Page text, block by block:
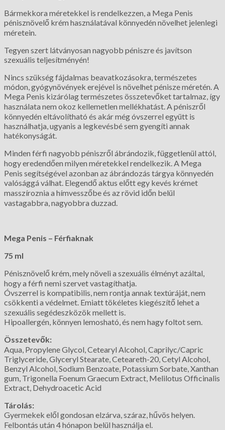
Bármekkora méretekkel is rendelkezzen, a Mega Penis
pénisznövelő krém használatával könnyedén növelhet jelenlegi
méretein.
Tegyen szert látványosan nagyobb péniszre és javítson
szexuális teljesítményén!
Nincs szükség fájdalmas beavatkozásokra, természetes
módon, gyógynövények erejével is növelhet pénisze méretén. A
Mega Penis kizárólag természetes összetevőket tartalmaz, így
használata nem okoz kellemetlen mellékhatást. A péniszről
könnyedén eltávolítható és akár még óvszerrel együtt is
használhatja, ugyanis a legkevésbé sem gyengíti annak
hatékonyságát.
Minden férfi nagyobb péniszről ábrándozik, függetlenül attól,
hogy eredendően milyen méretekkel rendelkezik. A Mega
Penis segítségével azonban az ábrándozás tárgya könnyedén
valósággá válhat. Elegendő aktus előtt egy kevés krémet
masszíroznia a hímvesszőbe és az rövid időn belül
vastagabbra, nagyobbra duzzad.
Mega Penis – Férfiaknak
75 ml
Pénisznövelő krém, mely növeli a szexuális élményt azáltal,
hogy a férfi nemi szervet vastagíthatja.
Óvszerrel is kompatibilis, nem rontja annak textúráját, nem
csökkenti a védelmet. Emiatt tökéletes kiegészítő lehet a
szexuális segédeszközök mellett is.
Hipoallergén, könnyen lemosható, és nem hagy foltot sem.
Összetevők:
Aqua, Propylene Glycol, Cetearyl Alcohol, Caprilyc/Capric
Triglyceride, Glyceryl Stearate, Ceteareth-20, Cetyl Alcohol,
Benzyl Alcohol, Sodium Benzoate, Potassium Sorbate, Xanthan
gum, Trigonella Foenum Graecum Extract, Melilotus Officinalis
Extract, Dehydroacetic Acid
Tárolás:
Gyermekek elől gondosan elzárva, száraz, hűvös helyen.
Felbontás után 4 hónapon belül használja el.